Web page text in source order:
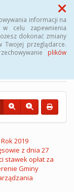
informacji na
celu zapewnienia
dokonać zmiany
Twojej przeglądarce.
plików
Menu
Rok 2019
z dnia 27
stawek opłat za
Gminy